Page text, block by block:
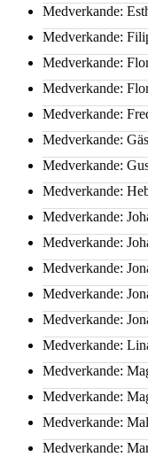
Medverkande:
Medverkande:
Medverkande:
Medverkande:
Medverkande:
Medverkande:
Medverkande:
Medverkande:
Medverkande:
Medverkande:
Medverkande:
Medverkande:
Medverkande:
Medverkande:
Medverkande:
Medverkande:
Medverkande:
Medverkande: